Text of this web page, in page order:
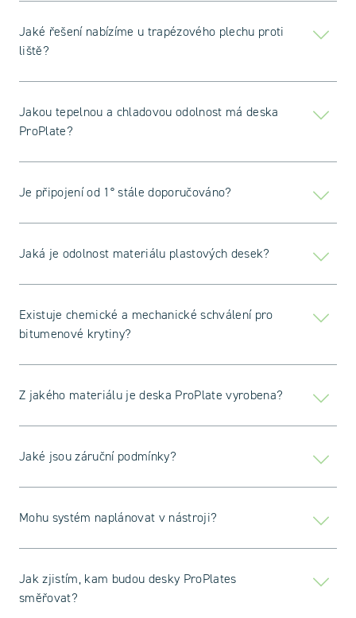
Jaké řešení nabízíme u trapézového plechu proti
liště?
Jakou tepelnou a chladovou odolnost má deska
ProPlate?
Je připojení od 1° stále doporučováno?
Jaká je odolnost materiálu plastových desek?
Existuje chemické a mechanické schválení pro
bitumenové krytiny?
Z jakého materiálu je deska ProPlate vyrobena?
Jaké jsou záruční podmínky?
Mohu systém naplánovat v nástroji?
Jak zjistím, kam budou desky ProPlates
směřovat?